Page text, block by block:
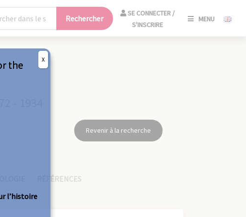
Rechercher
SE CONNECTER /
S'INSCRIRE
MENU
Revenir à la recherche
RÉFÉRENCES
the
l’histoire
X